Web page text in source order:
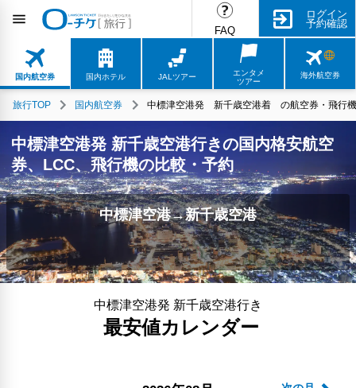
FAQ
ログイン
予約確認
国内航空券 国内ホテル JALツアー
エンタメ
ツアー
海外航空券
旅行TOP 国内航空券 中標津空港発 新千歳空港着 の航空券・飛行
中標津空港発 新千歳空港行きの国内格安航空
券、LCC、飛行機の比較・予約
中標津空港→新千歳空港
中標津空港発 新千歳空港行き
最安値カレンダー